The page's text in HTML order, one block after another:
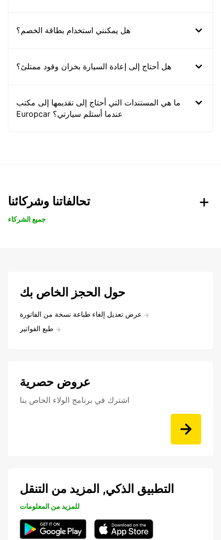
هل يمكنني استخدام بطاقة الخصم؟
هل أحتاج إلى إعادة السيارة بخزان وقود ممتلئ؟
ما هي المستندات التي أحتاج إلى تقديمها إلى مكتب
Europcar عندما أستلم سيارتي؟
تحالفاتنا وشركائنا
جميع الشركاء
حول الحجز الخاص بك
عرض تعديل إلغاء طباعة نسخة من الفاتورة
طبع الفواتير
عروض حصرية
اشترك في برنامج الولاء الخاص بنا
التطبيق الذكي, المزيد من التنقل
للمزيد من المعلومات